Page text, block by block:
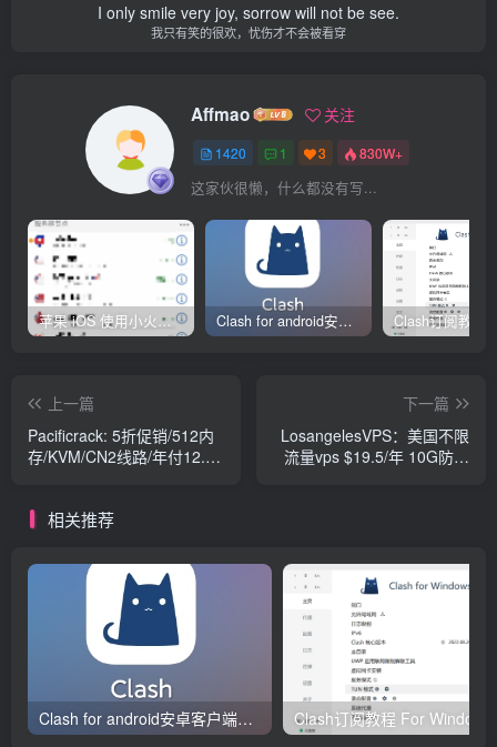
I only smile very joy, sorrow will not be see.
我只有笑的很欢，忧伤才不会被看穿
Affmao 关注
1420 1 3 830W+
这家伙很懒，什么都没有写...
苹果 iOS 使用小火箭(shadowrocket)新手教程 Clash for android安卓客户端保姆级新手使用教程
上一篇
Pacificrack: 5折促销/512内
存/KVM/CN2线路/年付12.5
下一篇
LosangelesVPS：美国不限
流量vps $19.5/年 10G防御
相关推荐
Clash for android安卓客户端保姆级新手使用教程